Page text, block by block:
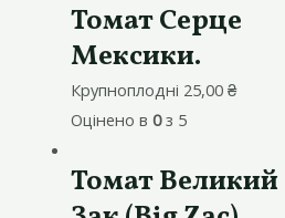
Томат Серце
Мексики.
Крупноплодні 25,00 ₴
Оцінено в 0з 5
Томат Великий